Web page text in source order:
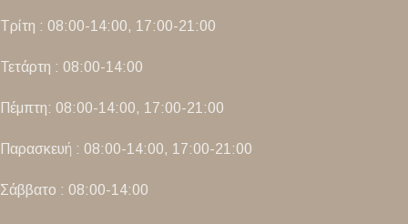
Τρίτη : 08:00-14:00, 17:00-21:00
Τετάρτη : 08:00-14:00
Πέμπτη: 08:00-14:00, 17:00-21:00
Παρασκευή : 08:00-14:00, 17:00-21:00
Σάββατο : 08:00-14:00